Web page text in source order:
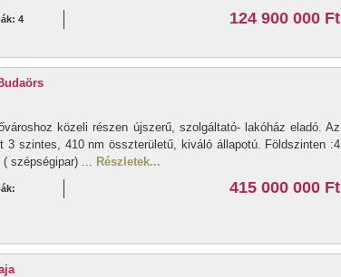
4 124 900 000 Ft
közeli részen újszerű, szolgáltató- lakóház eladó. Az
3 szintes, 410 nm összterületű, kiváló állapotú. Földszinten :4
szépségipar) ... Részletek...
415 000 000 Ft